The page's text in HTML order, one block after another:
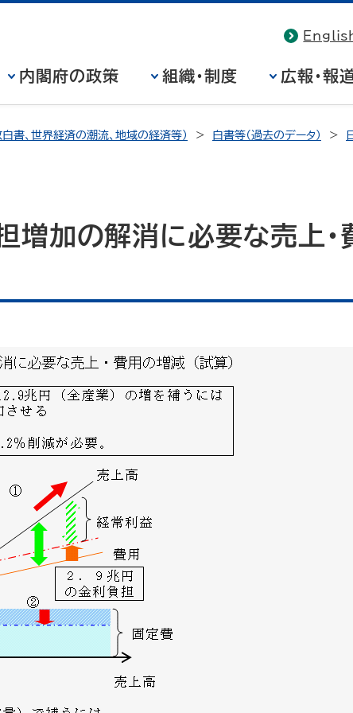
内閣府の政策 組織・制度 広報・報
書、世界経済の潮流、地域の経済等） 白書等（過去のデータ）
加の解消に必要な売上・